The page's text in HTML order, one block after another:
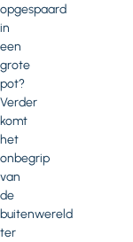
opgespaard
in
een
grote
pot?
Verder
komt
het
onbegrip
van
de
buitenwereld
ter